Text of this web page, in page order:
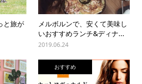
と旅が
メルボルンで、安くて美味し
いおすすめランチ&ディナ...
2019.06.24
おすすめ